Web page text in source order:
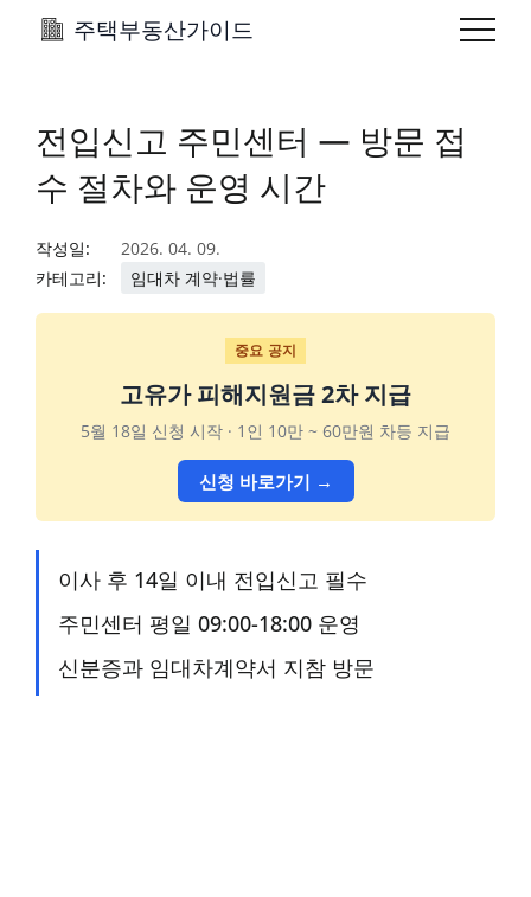
주택부동산가이드
전입신고 주민센터 — 방문 접
수 절차와 운영 시간
작성일:
2026. 04. 09.
카테고리:
임대차 계약·법률
중요 공지
고유가 피해지원금 2차 지급
5월 18일 신청 시작 · 1인 10만 ~ 60만원 차등 지급
신청 바로가기 →
이사 후 14일 이내 전입신고 필수
주민센터 평일 09:00-18:00 운영
신분증과 임대차계약서 지참 방문